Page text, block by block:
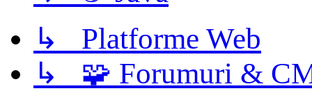
↳ Platforme Web
↳ 🧩 Forumuri &